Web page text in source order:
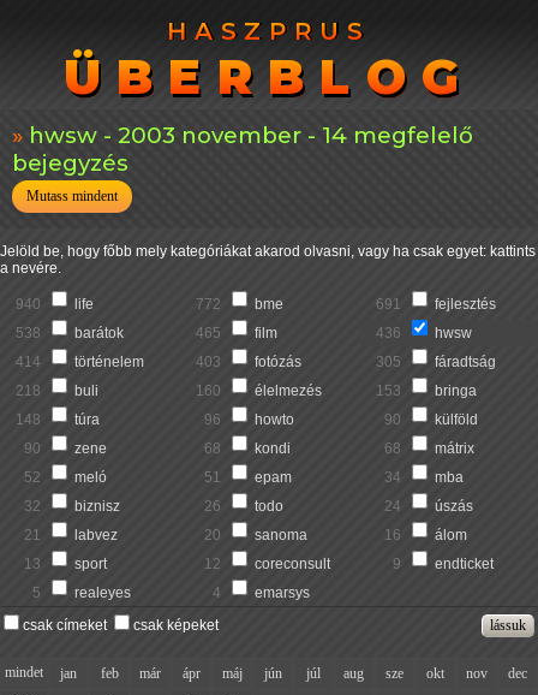
HASZPRUS
ÜBERBLOG
HASZPRUS
ÜBERBLOG
hwsw - 2003 november - 14 megfelelő
bejegyzés
Mutass mindent
Jelöld be, hogy főbb mely kategóriákat akarod olvasni, vagy ha csak egyet: kattints
a nevére.
940 life 772 bme 691
fejlesztés
538
barátok 465 film 436
hwsw
414
történelem 403 fotózás 305
fáradtság
218
buli 160 élelmezés 153
bringa
148
túra 96 howto 90
külföld
90
zene 68 kondi 68
mátrix
52
meló 51 epam 34
mba
32
biznisz 26 todo 24
úszás
21
labvez 20 sanoma 16
álom
13
sport 12 coreconsult 9
endticket
5
realeyes 4
emarsys
csak címeket
csak képeket
mindet jan feb már ápr máj jún júl aug sze okt nov
dec